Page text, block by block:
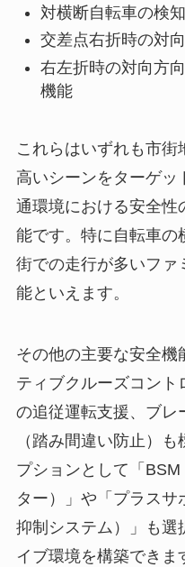
対横断自転車の検
交差点右折時の対
右左折時の対向方
機能
これらはいずれも市
高いシーンをターゲッ
通環境における安全性
能です。特に自転車の
街での走行が多いファ
能といえます。
その他の主要な安全機
ティブクルーズコント
の追従運転支援、ブレ
（踏み間違い防止）
プションとして「
ター）」や「プラスサ
抑制システム）」も選
イブ環境を構築できま